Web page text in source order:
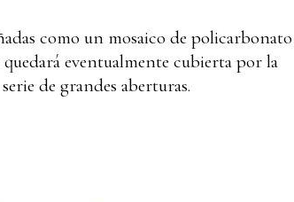
como un mosaico de policarbonato
eventualmente cubierta por la
de grandes aberturas.